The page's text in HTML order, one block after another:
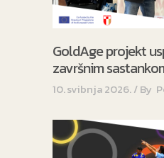
GoldAge projekt
završnim
10. svibnja 2026. By